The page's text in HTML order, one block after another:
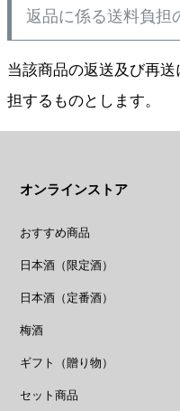
返品に係る送料負担
当該商品の返送及び再
担するものとします。
オンラインストア
おすすめ商品
日本酒（限定酒）
日本酒（定番酒）
梅酒
ギフト（贈り物）
セット商品